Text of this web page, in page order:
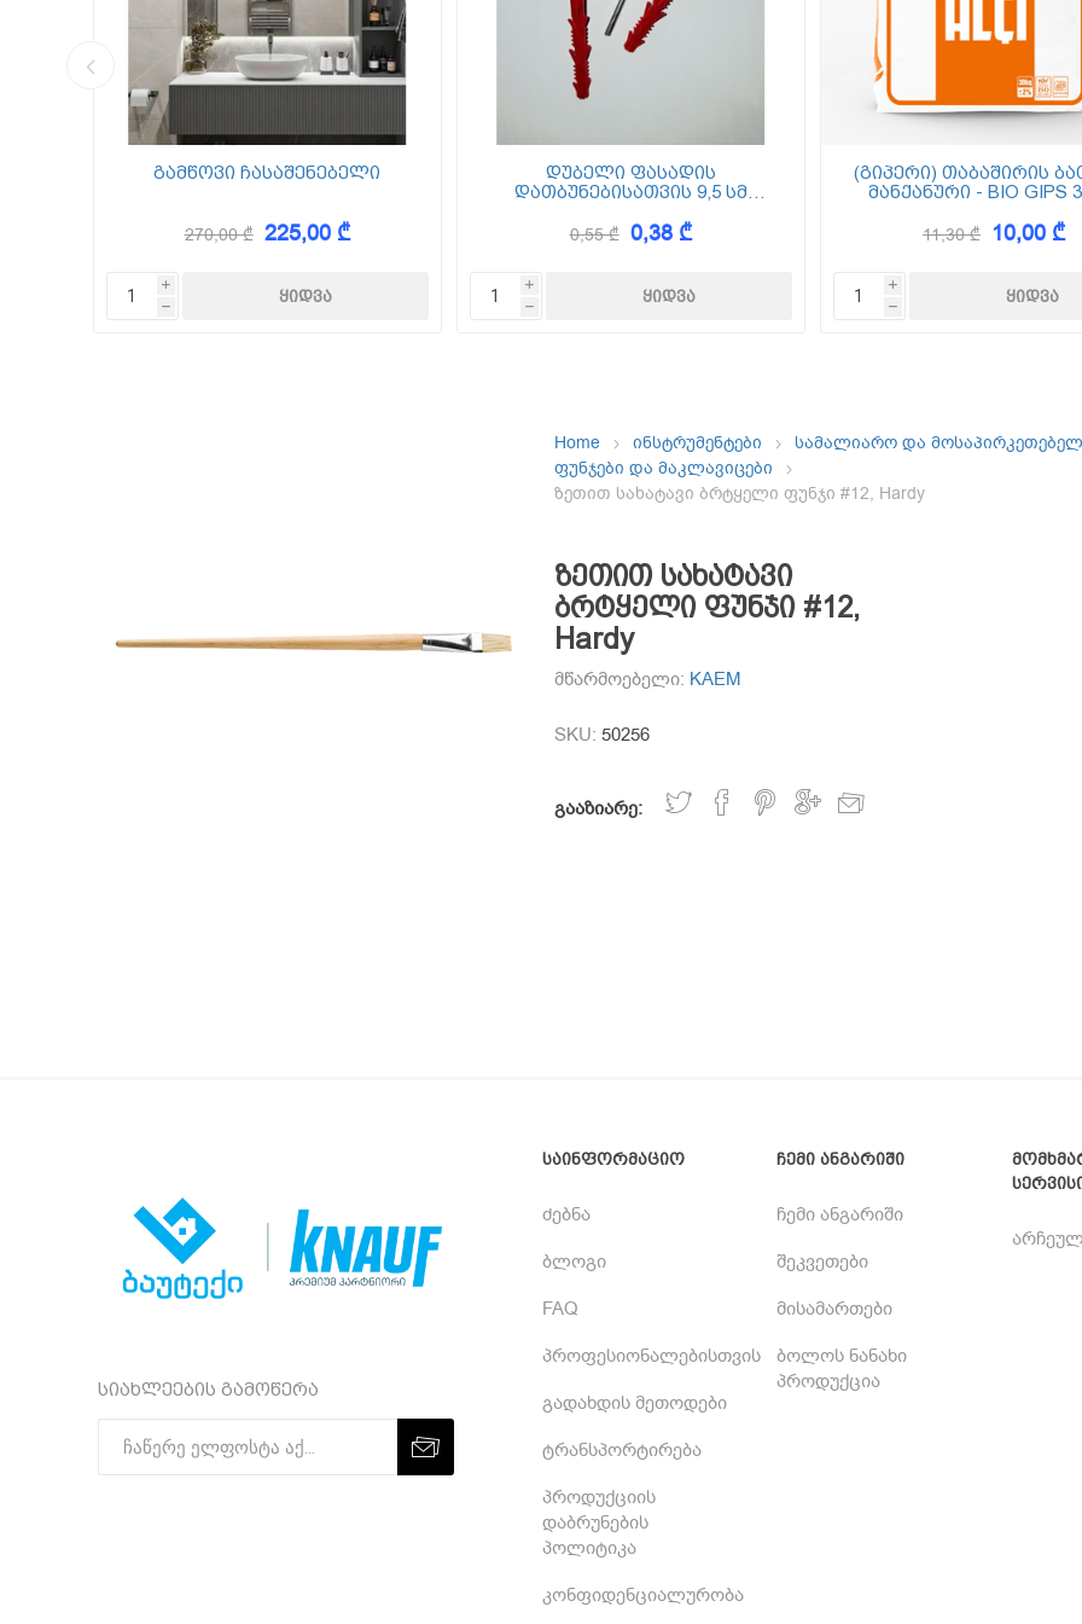
კედლის შემოსვები
KAEM Dekor
გამწოვი ჩასაშენებელი
270,00 ₾ 225,00 ₾
i
h
დუბელი ფასადის
დათბუნებისათვის 9,5 სმ
0,55 ₾ 0,38 ₾
i
h
(გიპერი) თაბაშირის
მანქანური - BIO GIPS
11,30 ₾ 10,00 ₾
i
h
Home ინსტრუმენტები
სამალიარო და
ფუნჯები და მაკლავიცები
ზეთით სახატავი ბრტყელი ფუნჯი #12, Hardy
ზეთით სახატავი
ბრტყელი ფუნჯი #12,
Hardy
მწარმოებელი: KAEM
SKU: 50256
გააზიარე:
სიახლეების გამოწერა
საინფორმაციო
ძებნა
ბლოგი
FAQ
პროფესიონალებისთვის
გადახდის მეთოდები
ტრანსპორტირება
პროდუქციის
დაბრუნების
პოლიტიკა
კონფიდენციალურობა
ჩემი ანგარიში
ჩემი ანგარიში
შეკვეთები
მისამართები
ბოლოს ნანახი
პროდუქცია